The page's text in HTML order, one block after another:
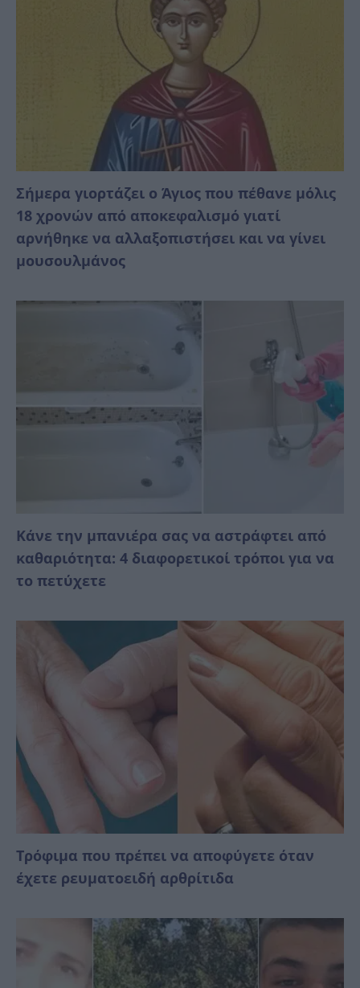
Σήμερα γιορτάζει ο Άγιος που πέθανε μόλις
18 χρονών από αποκεφαλισμό γιατί
αρνήθηκε να αλλαξοπιστήσει και να γίνει
μουσουλμάνος
Κάνε την μπανιέρα σας να αστράφτει από
καθαριότητα: 4 διαφορετικοί τρόποι για να
το πετύχετε
Τρόφιμα που πρέπει να αποφύγετε όταν
έχετε ρευματοειδή αρθρίτιδα